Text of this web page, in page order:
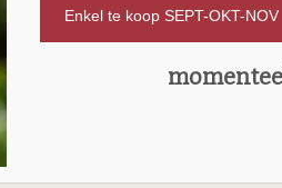
Enkel te koop SEPT-OKT-NOV